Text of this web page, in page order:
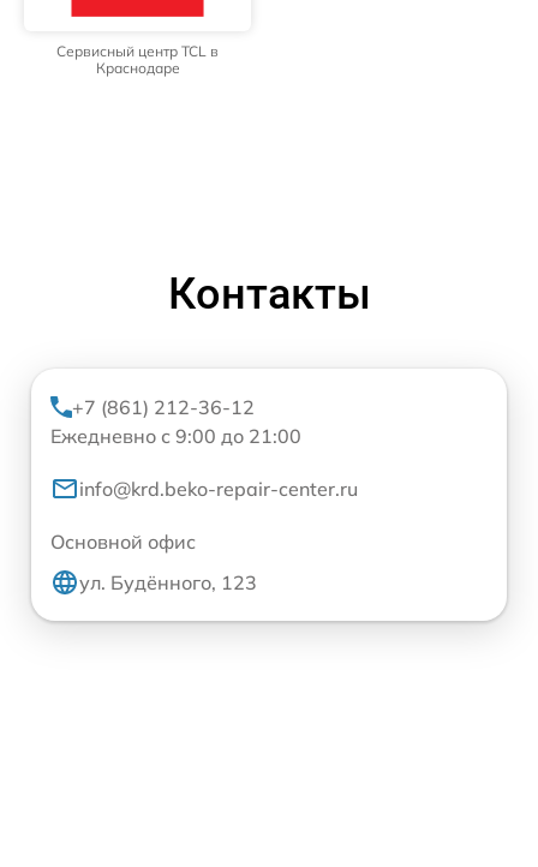
Сервисный центр TCL в
Краснодаре
Контакты
+7 (861) 212-36-12
Ежедневно с 9:00 до 21:00
info@krd.beko-repair-center.ru
Основной офис
ул. Будённого, 123